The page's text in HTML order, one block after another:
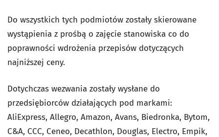
Do wszystkich tych podmiotów zostały skierowane
wystąpienia z prośbą o zajęcie stanowiska co do
poprawności wdrożenia przepisów dotyczących
najniższej ceny.
Dotychczas wezwania zostały wysłane do
przedsiębiorców działających pod markami:
AliExpress, Allegro, Amazon, Avans, Biedronka, Bytom,
C&A, CCC, Ceneo, Decathlon, Douglas, Electro, Empik,